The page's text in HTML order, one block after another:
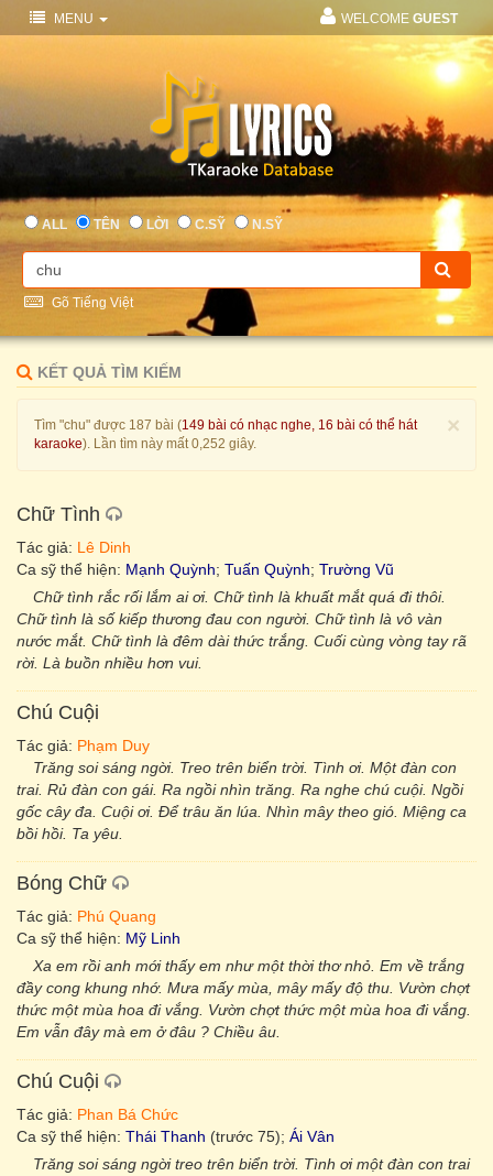
MENU WELCOME GUEST
ALL TÊN LỜI C.SỸ N.SỸ
Gõ Tiếng Việt
KẾT QUẢ TÌM KIẾM
×
Tìm "chu" được 187 bài (149 bài có nhạc nghe, 16 bài có thể hát
karaoke). Lần tìm này mất 0,252 giây.
Chữ Tình
Tác giả: Lê Dinh
Ca sỹ thể hiện: Mạnh Quỳnh; Tuấn Quỳnh; Trường Vũ
Chữ tình rắc rối lắm ai ơi. Chữ tình là khuất mắt quá đi thôi.
Chữ tình là số kiếp thương đau con người. Chữ tình là vô vàn
nước mắt. Chữ tình là đêm dài thức trắng. Cuối cùng vòng tay rã
rời. Là buồn nhiều hơn vui.
Chú Cuội
Tác giả: Phạm Duy
Trăng soi sáng ngời. Treo trên biển trời. Tình ơi. Một đàn con
trai. Rủ đàn con gái. Ra ngồi nhìn trăng. Ra nghe chú cuội. Ngồi
gốc cây đa. Cuội ơi. Để trâu ăn lúa. Nhìn mây theo gió. Miệng ca
bồi hồi. Ta yêu.
Bóng Chữ
Tác giả: Phú Quang
Ca sỹ thể hiện: Mỹ Linh
Xa em rồi anh mới thấy em như một thời thơ nhỏ. Em về trắng
đầy cong khung nhớ. Mưa mấy mùa, mây mấy độ thu. Vườn chợt
thức một mùa hoa đi vắng. Vườn chợt thức một mùa hoa đi vắng.
Em vẫn đây mà em ở đâu ? Chiều âu.
Chú Cuội
Tác giả: Phan Bá Chức
Ca sỹ thể hiện: Thái Thanh (trước 75); Ái Vân
Trăng soi sáng ngời treo trên biển trời. Tình ơi một đàn con trai